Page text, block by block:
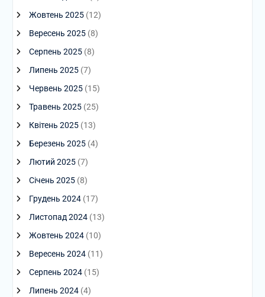
Жовтень 2025(12)
Вересень 2025(8)
Серпень 2025(8)
Липень 2025(7)
Червень 2025(15)
Травень 2025(25)
Квітень 2025(13)
Березень 2025(4)
Лютий 2025(7)
Січень 2025(8)
Грудень 2024(17)
Листопад 2024(13)
Жовтень 2024(10)
Вересень 2024(11)
Серпень 2024(15)
Липень 2024(4)